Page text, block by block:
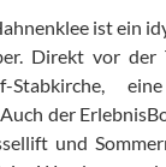
ist ein
Direkt vor
Stabkirche,
der
und